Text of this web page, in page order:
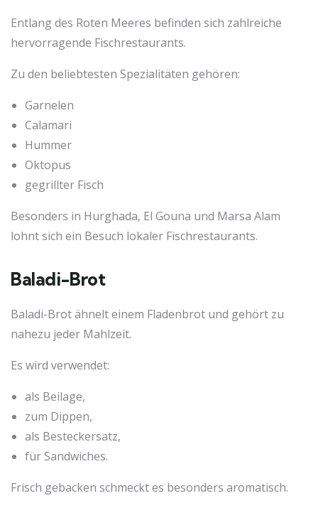
Entlang des Roten Meeres befinden sich zahlreiche
hervorragende Fischrestaurants.
Zu den beliebtesten Spezialitäten gehören:
Garnelen
Calamari
Hummer
Oktopus
gegrillter Fisch
Besonders in Hurghada, El Gouna und Marsa Alam
lohnt sich ein Besuch lokaler Fischrestaurants.
Baladi-Brot
Baladi-Brot ähnelt einem Fladenbrot und gehört zu
nahezu jeder Mahlzeit.
Es wird verwendet:
als Beilage,
zum Dippen,
als Besteckersatz,
für Sandwiches.
Frisch gebacken schmeckt es besonders aromatisch.